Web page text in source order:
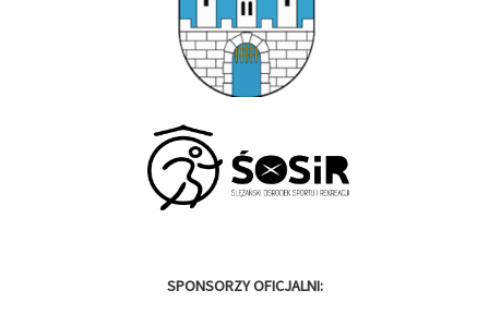
SPONSORZY OFICJALNI: